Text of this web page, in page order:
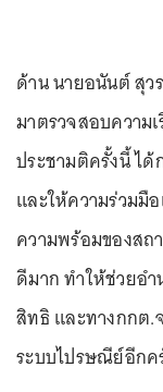
ด้าน นายอนันต์ สุว
มาตรวจสอบความ
ประชามติครั้งนี้ ไ
และให้ความร่วมมื
ความพร้อมของสถ
ดีมาก ทำให้ช่วยอ
สิทธิ และทางกกต.
ระบบไปรษณีย์อีกค